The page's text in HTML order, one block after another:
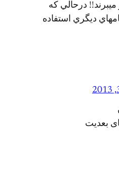
ميبرند!! درحالي كه
ديگري استفاده
بعدیت